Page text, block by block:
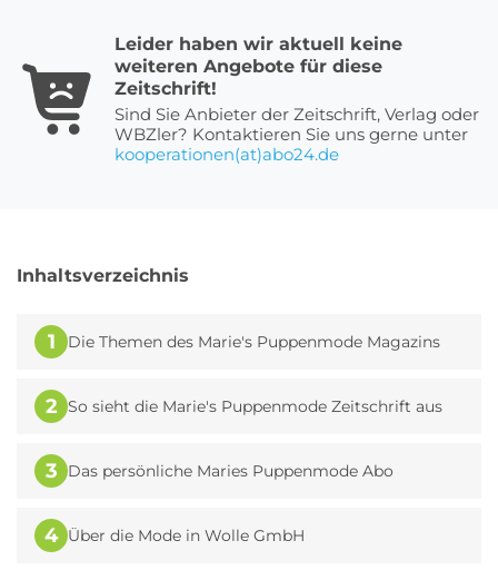
Sprachlern App Abo Streaming Abo
Süßigkeiten Abo Zeitschriften Abo
Leider haben wir aktuell keine
weiteren Angebote für diese
Zeitschrift!
Sind Sie Anbieter der Zeitschrift, Verlag oder
WBZler? Kontaktieren Sie uns gerne unter
kooperationen(at)abo24.de
Inhaltsverzeichnis
1 Die Themen des Marie's Puppenmode Magazins
2 So sieht die Marie's Puppenmode Zeitschrift aus
3 Das persönliche Maries Puppenmode Abo
4 Über die Mode in Wolle GmbH